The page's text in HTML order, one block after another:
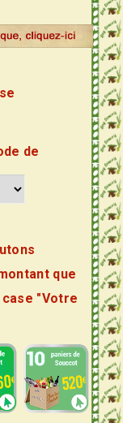
de
que
"Votre